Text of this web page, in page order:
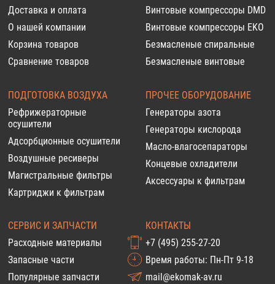
Доставка и оплата
О нашей компании
Корзина товаров
Сравнение товаров
Винтовые компрессоры DMD
Винтовые компрессоры EKO
Безмасленые спиральные
Безмасленые винтовые
ПОДГОТОВКА ВОЗДУХА
Рефрижераторные
осушители
Адсорбционные осушители
Воздушные ресиверы
Магистральные фильтры
Картриджи к фильтрам
ПРОЧЕЕ ОБОРУДОВАНИЕ
Генераторы азота
Генераторы кислорода
Масло-влагосепараторы
Концевые охладители
Аксессуары к фильтрам
СЕРВИС И ЗАПЧАСТИ
Расходные материалы
Запасные части
Популярные запчасти
КОНТАКТЫ
+7 (495) 255-27-20
Время работы: Пн-Пт 9-18
mail@ekomak-av.ru